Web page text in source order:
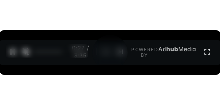
0:27 /
3:35
POWERED
BY
AdhubMedia